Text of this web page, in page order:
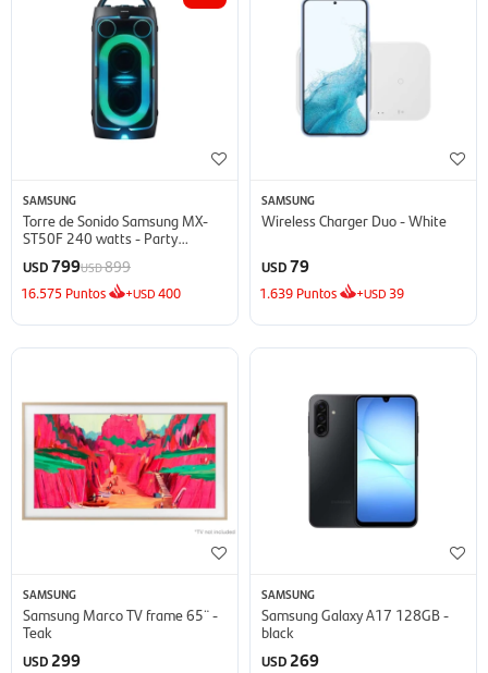
SAMSUNG
Torre de Sonido Samsung MX-
ST50F 240 watts - Party
USD799USD899
16.575 Puntos +USD400
SAMSUNG
Wireless Charger Duo - White
USD79
1.639 Puntos +USD 39
SAMSUNG
Samsung Marco TV frame 65¨ -
Teak
USD 299
SAMSUNG
Samsung Galaxy A17 128GB -
black
USD 269